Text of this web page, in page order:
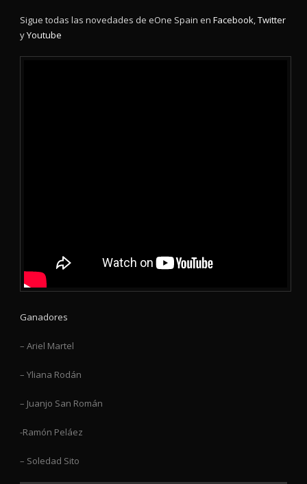
Sigue todas las novedades de eOne Spain en Facebook,Twitter
yYoutube
Ganadores
– Ariel Martel
– Yliana Rodán
– Juanjo San Román
-Ramón Peláez
– Soledad Sito